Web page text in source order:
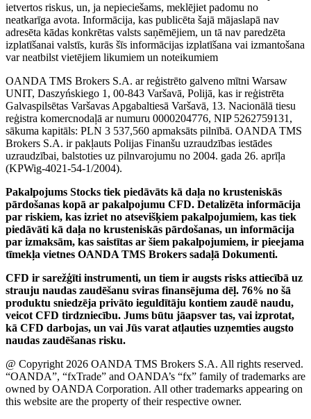
ietvertos riskus, un, ja nepieciešams, meklējiet padomu no
neatkarīga avota. Informācija, kas publicēta šajā mājaslapā nav
adresēta kādas konkrētas valsts saņēmējiem, un tā nav paredzēta
izplatīšanai valstīs, kurās šīs informācijas izplatīšana vai izmantošana
var neatbilst vietējiem likumiem un noteikumiem
OANDA TMS Brokers S.A. ar reģistrēto galveno mītni Warsaw
UNIT, Daszyńskiego 1, 00-843 Varšavā, Polijā, kas ir reģistrēta
Galvaspilsētas Varšavas Apgabaltiesā Varšavā, 13. Nacionālā tiesu
reģistra komercnodaļā ar numuru 0000204776, NIP 5262759131,
sākuma kapitāls: PLN 3 537,560 apmaksāts pilnībā. OANDA TMS
Brokers S.A. ir pakļauts Polijas Finanšu uzraudzības iestādes
uzraudzībai, balstoties uz pilnvarojumu no 2004. gada 26. aprīļa
(KPWig-4021-54-1/2004).
Pakalpojums Stocks tiek piedāvāts kā daļa no krusteniskās
pārdošanas kopā ar pakalpojumu CFD. Detalizēta informācija
par riskiem, kas izriet no atsevišķiem pakalpojumiem, kas tiek
piedāvāti kā daļa no krusteniskās pārdošanas, un informācija
par izmaksām, kas saistītas ar šiem pakalpojumiem, ir pieejama
tīmekļa vietnes OANDA TMS Brokers sadaļā Dokumenti.
CFD ir sarežģīti instrumenti, un tiem ir augsts risks attiecībā uz
strauju naudas zaudēšanu sviras finansējuma dēļ. 76% no šā
produktu sniedzēja privāto ieguldītāju kontiem zaudē naudu,
veicot CFD tirdzniecību. Jums būtu jāapsver tas, vai izprotat,
kā CFD darbojas, un vai Jūs varat atļauties uzņemties augsto
naudas zaudēšanas risku.
@ Copyright 2026 OANDA TMS Brokers S.A. All rights reserved.
“OANDA”, “fxTrade” and OANDA’s “fx” family of trademarks are
owned by OANDA Corporation. All other trademarks appearing on
this website are the property of their respective owner.